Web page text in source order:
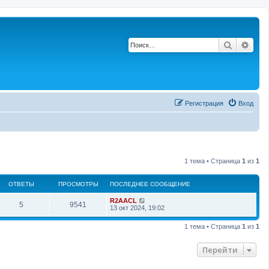
Поиск
Вход
Регистрация
1 тема • Страница 1 из 1
ОТВЕТЫ ПРОСМОТРЫ ПОСЛЕДНЕЕ СООБЩЕНИЕ
5О
т
9541
р
П
о
л
R2AACL
13 окт 2024, 19:02
1 тема • Страница 1 из 1
Перейти